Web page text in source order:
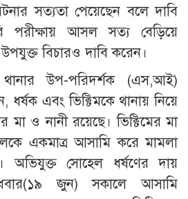
সত্যতা পেয়েছেন বলে দাবি
পরীক্ষায় আসল সত্য বেড়িয়ে
বিচারও দাবি করেন।
থানার উপ-পরিদর্শক (এস,আই)
এবং ভিক্টিমকে থানায় নিয়ে
মা ও নানী রয়েছে। ভিক্টিমের মা
একমাত্র আসামি করে মামলা
অভিযুক্ত সোহেল ধর্ষণের দায়
জুন) সকালে আসামি